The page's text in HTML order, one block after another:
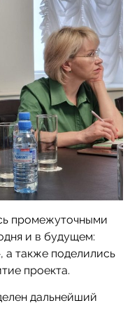
промежуточными
и в будущем:
а также поделились
проекта.
дальнейший